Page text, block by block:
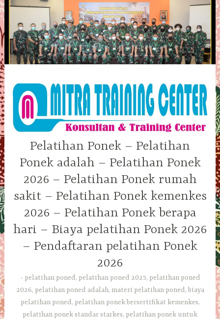
Skip
to
content
Pelatihan Ponek – Pelatihan
Ponek adalah – Pelatihan Ponek
2026 – Pelatihan Ponek rumah
sakit – Pelatihan Ponek kemenkes
2026 – Pelatihan Ponek berapa
hari – Biaya pelatihan Ponek 2026
– Pendaftaran pelatihan Ponek
2026
pelatihan poned, pelatihan poned 2025, pelatihan poned
2026, pelatihan poned adalah, materi pelatihan poned, biaya
pelatihan poned, pelatihan ponek bersertifikat kemenkes,
pelatihan ponek standar starkes, pelatihan ponek untuk